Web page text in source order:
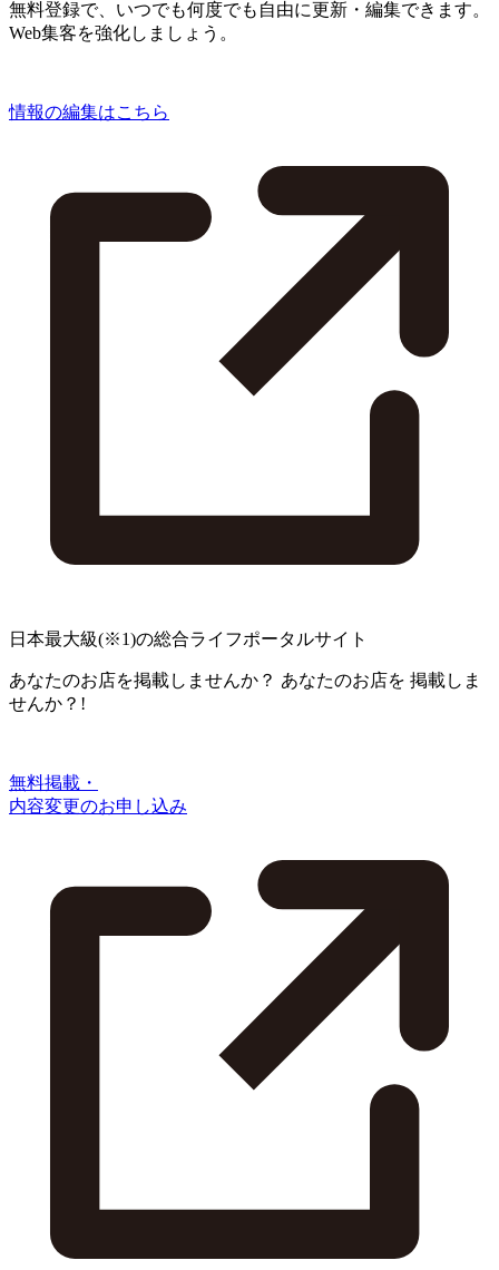
無料登録で、いつでも何度でも自由に更新・編集できます。
Web集客を強化しましょう。
情報の編集はこちら
日本最大級(※1)の総合ライフポータルサイト
あなたのお店を掲載しませんか？ あなたのお店を 掲載しま
せんか？!
無料掲載・
内容変更のお申し込み